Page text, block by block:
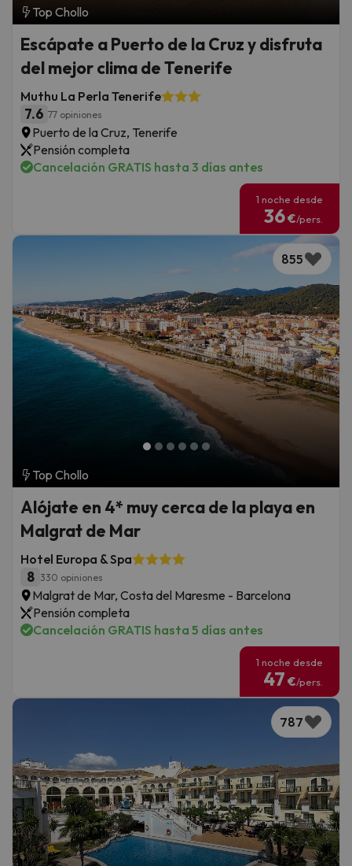
Top Chollo
Escápate a Puerto de la Cruz y disfruta
del mejor clima de Tenerife
Muthu La Perla Tenerife
7.6 77 opiniones
Puerto de la Cruz, Tenerife
Pensión completa
Cancelación GRATIS hasta 3 días antes
1 noche desde
36€/pers.
Top Chollo
855
Alójate en 4* muy cerca de la playa en
Malgrat de Mar
Hotel Europa & Spa
8 330 opiniones
Malgrat de Mar, Costa del Maresme - Barcelona
Pensión completa
Cancelación GRATIS hasta 5 días antes
1 noche desde
47 €/pers.
787